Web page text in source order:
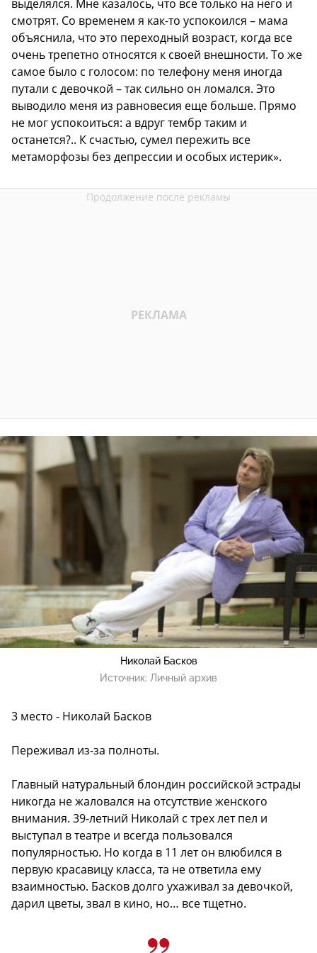
выделялся. Мне казалось, что все только на него и
смотрят. Со временем я как-то успокоился – мама
объяснила, что это переходный возраст, когда все
очень трепетно относятся к своей внешности. То же
самое было с голосом: по телефону меня иногда
путали с девочкой – так сильно он ломался. Это
выводило меня из равновесия еще больше. Прямо
не мог успокоиться: а вдруг тембр таким и
останется?.. К счастью, сумел пережить все
метаморфозы без депрессии и особых истерик».
Николай Басков
Источник: Личный архив
3 место - Николай Басков
Переживал из-за полноты.
Главный натуральный блондин российской эстрады
никогда не жаловался на отсутствие женского
внимания. 39-летний Николай с трех лет пел и
выступал в театре и всегда пользовался
популярностью. Но когда в 11 лет он влюбился в
первую красавицу класса, та не ответила ему
взаимностью. Басков долго ухаживал за девочкой,
дарил цветы, звал в кино, но… все тщетно.